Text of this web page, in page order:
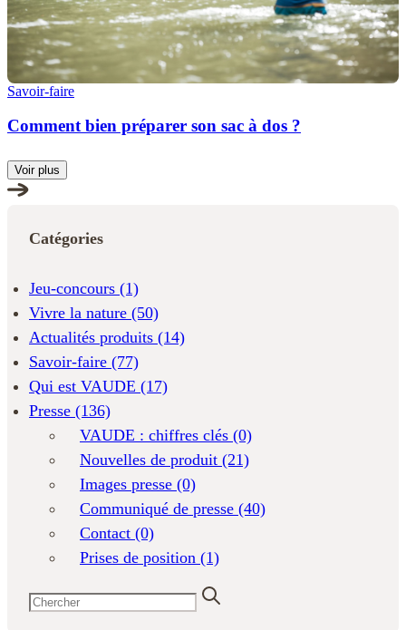
Savoir-faire
Comment bien préparer son sac à dos ?
Voir plus
Catégories
Jeu-concours (1)
Vivre la nature (50)
Actualités produits (14)
Savoir-faire (77)
Qui est VAUDE (17)
Presse (136)
VAUDE : chiffres clés (0)
Nouvelles de produit (21)
Images presse (0)
Communiqué de presse (40)
Contact (0)
Prises de position (1)